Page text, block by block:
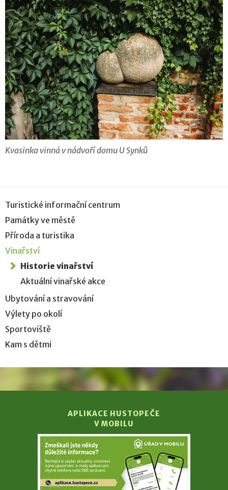
Kvasinka vinná v nádvoří domu U Synků
Turistické informační centrum
Památky ve městě
Příroda a turistika
Vinařství
Historie vinařství
Aktuální vinařské akce
Ubytování a stravování
Výlety po okolí
Sportoviště
Kam s dětmi
APLIKACE HUSTOPEČE
V MOBILU